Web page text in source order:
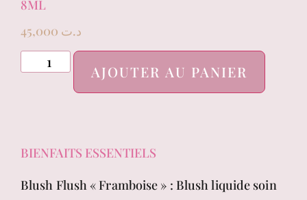
8ML
د.ت
AJOUTER AU PANIER
BIENFAITS ESSENTIELS
Blush Flush « Framboise » : Blush liquide soin